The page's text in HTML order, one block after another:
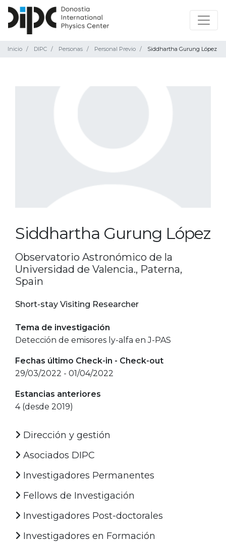
Inicio DIPC Personas Personal Previo Siddhartha Gurung López
Siddhartha Gurung López
Observatorio Astronómico de la
Universidad de Valencia., Paterna,
Spain
Short-stay Visiting Researcher
Tema de investigación
Detección de emisores ly-alfa en J-PAS
Fechas último Check-in - Check-out
29/03/2022 - 01/04/2022
Estancias anteriores
4 (desde 2019)
Dirección y gestión
Asociados DIPC
Investigadores Permanentes
Fellows de Investigación
Investigadores Post-doctorales
Investigadores en Formación